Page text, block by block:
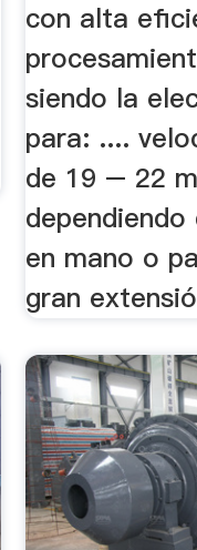
con alta
siendo la
para: ....
de 19 – 22
en mano o
gran